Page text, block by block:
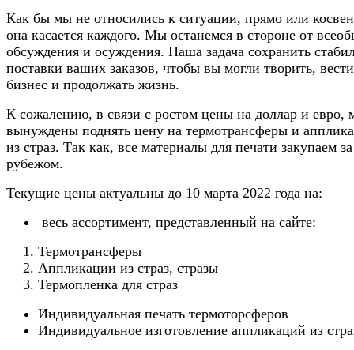
Как бы мы не относились к ситуации, прямо или
она касается каждого. Мы останемся в стороне от
обсуждения и осуждения. Наша задача сохранить
поставки ваших заказов, чтобы вы могли творить, вести
бизнес и продолжать жизнь.
К сожалению, в связи с ростом цены на доллар и евро,
вынуждены поднять цену на термотрансферы и
из страз. Так как, все материалы для печати закупаем за
рубежом.
Текущие цены актуальны до 10 марта 2022 года на:
весь ассортимент, представленный на сайте:
Термотрансферы
Аппликации из страз, стразы
Термопленка для страз
Индивидуальная печать термоторсферов
Индивидуальное изготовление аппликаций из